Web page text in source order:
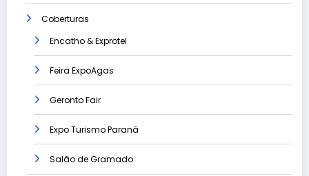
Coberturas
Encatho & Exprotel
Feira ExpoAgas
Geronto Fair
Expo Turismo Paraná
Salão de Gramado